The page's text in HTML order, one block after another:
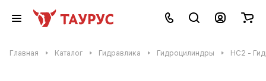
Главная Каталог Гидравлика Гидроцилиндры HC2 -